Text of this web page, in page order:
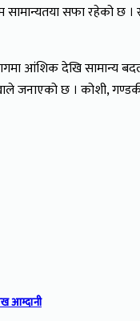
सफा रहेको छ ।
आंशिक देखि सामान्य
जनाएको छ । कोशी,
आम्दानी